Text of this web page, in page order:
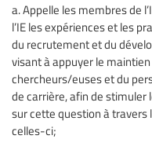
a. Appelle les membres de
l’IE les expériences et les
du recrutement et du
visant à appuyer le
chercheurs/euses et du
de carrière, afin de stimuler
sur cette question à travers
celles-ci;